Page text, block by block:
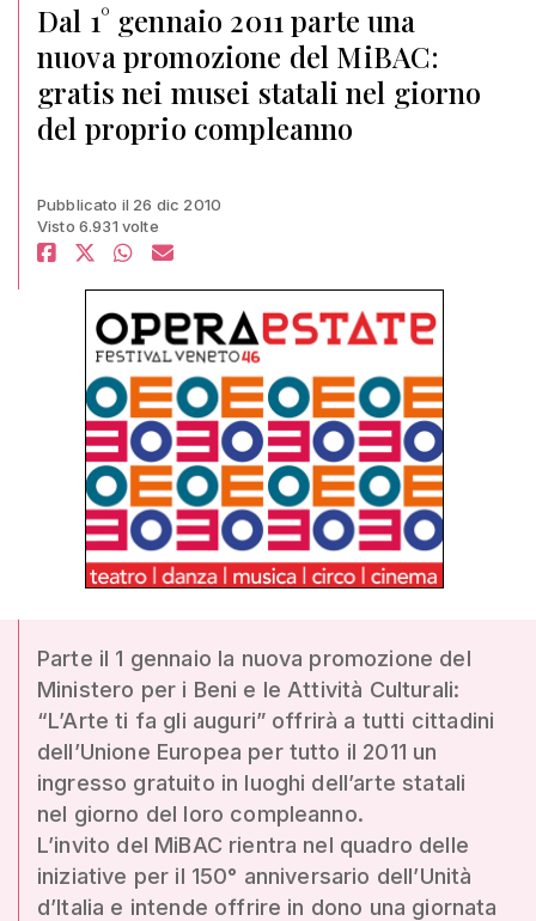
Dal 1° gennaio 2011 parte una
nuova promozione del MiBAC:
gratis nei musei statali nel giorno
del proprio compleanno
Pubblicato il 26 dic 2010
Visto 6.931 volte
Parte il 1 gennaio la nuova promozione del
Ministero per i Beni e le Attività Culturali:
“L’Arte ti fa gli auguri” offrirà a tutti cittadini
dell’Unione Europea per tutto il 2011 un
ingresso gratuito in luoghi dell’arte statali
nel giorno del loro compleanno.
L’invito del MiBAC rientra nel quadro delle
iniziative per il 150° anniversario dell’Unità
d’Italia e intende offrire in dono una giornata